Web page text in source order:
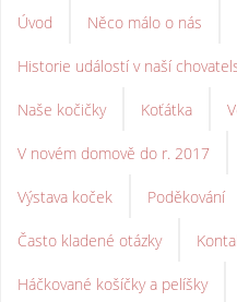
Úvod Něco málo o nás
Historie událostí v naší
Naše kočičky Koťátka
V novém domově do r. 2017
Výstava koček Poděkování
Často kladené otázky
Háčkované košíčky a pelíšky